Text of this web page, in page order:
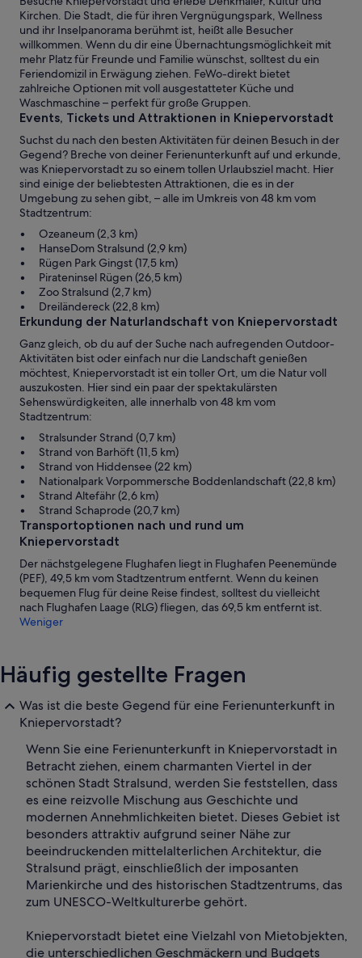
Kirchen. Die Stadt, die für ihren Vergnügungspark, Wellness
und ihr Inselpanorama berühmt ist, heißt alle Besucher
willkommen. Wenn du dir eine Übernachtungsmöglichkeit mit
mehr Platz für Freunde und Familie wünschst, solltest du ein
Feriendomizil in Erwägung ziehen. FeWo-direkt bietet
zahlreiche Optionen mit voll ausgestatteter Küche und
Waschmaschine – perfekt für große Gruppen.
Events, Tickets und Attraktionen in Kniepervorstadt
Suchst du nach den besten Aktivitäten für deinen Besuch in der
Gegend? Breche von deiner Ferienunterkunft auf und erkunde,
was Kniepervorstadt zu so einem tollen Urlaubsziel macht. Hier
sind einige der beliebtesten Attraktionen, die es in der
Umgebung zu sehen gibt, – alle im Umkreis von 48 km vom
Stadtzentrum:
Ozeaneum (2,3 km)
HanseDom Stralsund (2,9 km)
Rügen Park Gingst (17,5 km)
Pirateninsel Rügen (26,5 km)
Zoo Stralsund (2,7 km)
Dreiländereck (22,8 km)
Erkundung der Naturlandschaft von Kniepervorstadt
Ganz gleich, ob du auf der Suche nach aufregenden Outdoor-
Aktivitäten bist oder einfach nur die Landschaft genießen
möchtest, Kniepervorstadt ist ein toller Ort, um die Natur voll
auszukosten. Hier sind ein paar der spektakulärsten
Sehenswürdigkeiten, alle innerhalb von 48 km vom
Stadtzentrum:
Stralsunder Strand (0,7 km)
Strand von Barhöft (11,5 km)
Strand von Hiddensee (22 km)
Nationalpark Vorpommersche Boddenlandschaft (22,8 km)
Strand Altefähr (2,6 km)
Strand Schaprode (20,7 km)
Transportoptionen nach und rund um
Kniepervorstadt
Der nächstgelegene Flughafen liegt in Flughafen Peenemünde
(PEF), 49,5 km vom Stadtzentrum entfernt. Wenn du keinen
bequemen Flug für deine Reise findest, solltest du vielleicht
nach Flughafen Laage (RLG) fliegen, das 69,5 km entfernt ist.
Weniger
Häufig gestellte Fragen
Was ist die beste Gegend für eine Ferienunterkunft in
Kniepervorstadt?
Wenn Sie eine Ferienunterkunft in Kniepervorstadt in
Betracht ziehen, einem charmanten Viertel in der
schönen Stadt Stralsund, werden Sie feststellen, dass
es eine reizvolle Mischung aus Geschichte und
modernen Annehmlichkeiten bietet. Dieses Gebiet ist
besonders attraktiv aufgrund seiner Nähe zur
beeindruckenden mittelalterlichen Architektur, die
Stralsund prägt, einschließlich der imposanten
Marienkirche und des historischen Stadtzentrums, das
zum UNESCO-Weltkulturerbe gehört.
Kniepervorstadt bietet eine Vielzahl von Mietobjekten,
die unterschiedlichen Geschmäckern und Budgets